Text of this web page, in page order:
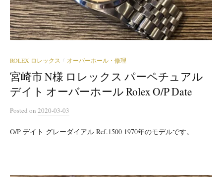
ROLEX ロレックス / オーバーホール・修理
宮崎市 N様 ロレックス パーペチュアル
デイト オーバーホール Rolex O/P Date
Posted on 2020-03-03
O/P デイト グレーダイアル Ref.1500 1970年のモデルです。